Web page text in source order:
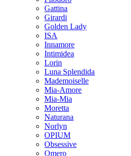
Gattina
Girardi
Golden Lady
ISA
Innamore
Intimidea
Lorin
Luna Splendida
Mademoiselle
Mia-Amore
Mia-Mia
Moretta
Naturana
Norlyn
OPIUM
Obsessive
Omero